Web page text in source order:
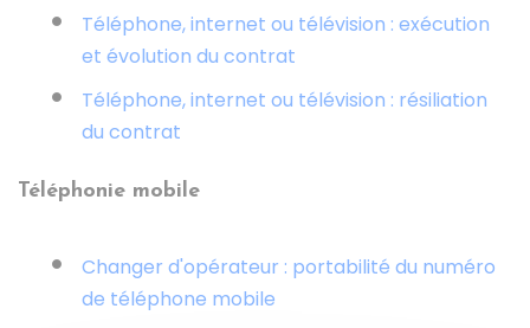
Téléphone, internet ou télévision : exécution
et évolution du contrat
Téléphone, internet ou télévision : résiliation
du contrat
Téléphonie mobile
Changer d'opérateur : portabilité du numéro
de téléphone mobile